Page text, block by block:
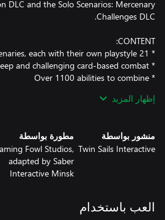
DLC and the Solo Scenarios: Mercenary
is a story DLC adding 4 classes : Hatchet,
enemies and bosses populating a sinister
إظهار المزيد
منشور بواسطة
Twin Sails Interactive
مطورة بواسطة
Fowl Studios,
adapted by Saber
Interactive Minsk
العب باستخدام